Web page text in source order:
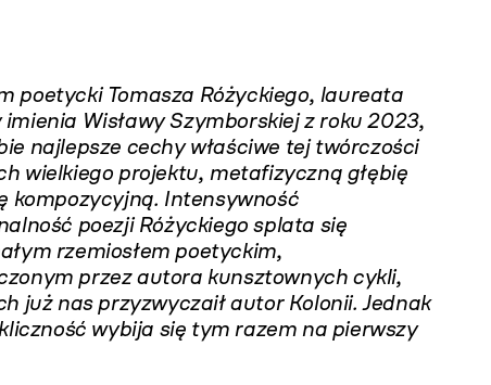
poetycki Tomasza Różyckiego, laureata
Wisławy Szymborskiej z roku 2023,
najlepsze cechy właściwe tej twórczości
wielkiego projektu, metafizyczną głębię
kompozycyjną. Intensywność
poezji Różyckiego splata się
rzemiosłem poetyckim,
przez autora kunsztownych cykli,
już nas przyzwyczaił autor Kolonii. Jednak
wybija się tym razem na pierwszy